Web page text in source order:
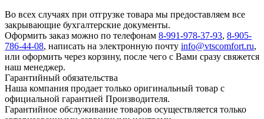
Во всех случаях при отгрузке товара мы предоставляем все
закрывающие бухгалтерские документы.
Оформить заказ можно по телефонам 8-991-978-37-93, 8-905-
786-44-08, написать на электронную почту info@vtscomfort.ru,
или оформить через корзину, после чего с Вами сразу свяжется
наш менеджер.
Гарантийный обязательства
Наша компания продает только оригинальный товар с
официальной гарантией Производителя.
Гарантийное обслуживание товаров осуществляется только